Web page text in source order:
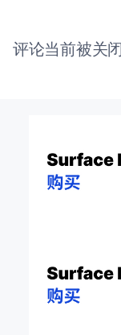
评论当前被关闭